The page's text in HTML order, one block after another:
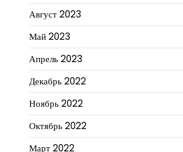
Август 2023
Май 2023
Апрель 2023
Декабрь 2022
Ноябрь 2022
Октябрь 2022
Март 2022